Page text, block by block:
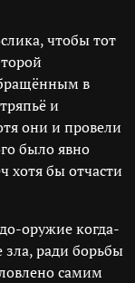
чтобы тот
в
и
они и провели
было явно
хотя бы отчасти
оружие когда-
зла, ради борьбы
самим